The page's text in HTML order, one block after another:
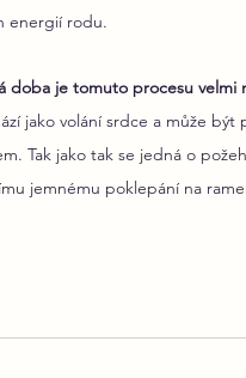
energií rodu.
doba je tomuto procesu
jako volání srdce a může
Tak jako tak se jedná o
jemnému poklepání na